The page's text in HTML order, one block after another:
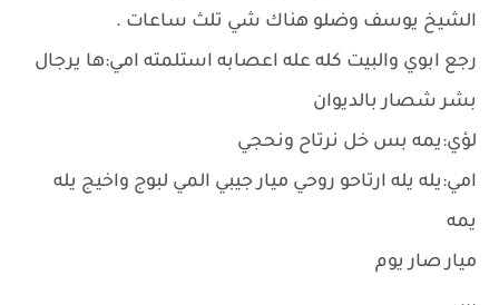
الشيخ يوسف وضلو هناك شي تلث ساعات .
رجع ابوي والبيت كله عله اعصابه استلمته امي:ها يرجال
بشر شصار بالديوان
لؤي:يمه بس خل نرتاح ونحجي
امي:يله يله ارتاحو روحي ميار جيبي المي لبوج واخيج يله
يمه
ميار صار يوم